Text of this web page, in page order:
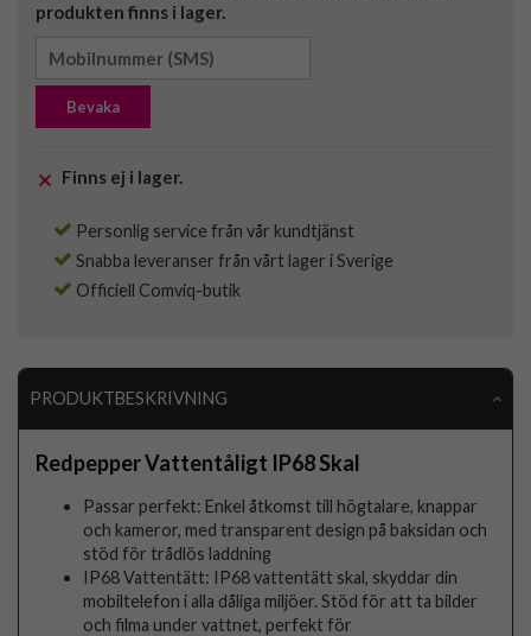
produkten finns i lager.
Bevaka
Finns ej i lager.
Personlig service från vår kundtjänst
Snabba leveranser från vårt lager i Sverige
Officiell Comviq-butik
PRODUKTBESKRIVNING
Redpepper Vattentåligt IP68 Skal
Passar perfekt: Enkel åtkomst till högtalare, knappar
och kameror, med transparent design på baksidan och
stöd för trådlös laddning
IP68 Vattentätt: IP68 vattentätt skal, skyddar din
mobiltelefon i alla dåliga miljöer. Stöd för att ta bilder
och filma under vattnet, perfekt för